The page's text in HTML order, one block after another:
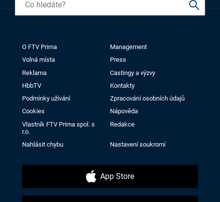
O FTV Prima
Management
Volná místa
Press
Reklama
Castingy a výzvy
HbbTV
Kontakty
Podmínky užívání
Zpracování osobních údajů
Cookies
Nápověda
Vlastník FTV Prima spol. s
r.o.
Redakce
Nahlásit chybu Nastavení soukromí
App Store